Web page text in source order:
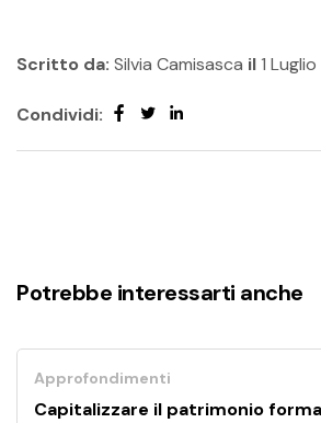
Scritto da: Silvia Camisasca il1
Condividi:
Potrebbe interessarti anche
Approfondimenti
Capitalizzare il patrimonio